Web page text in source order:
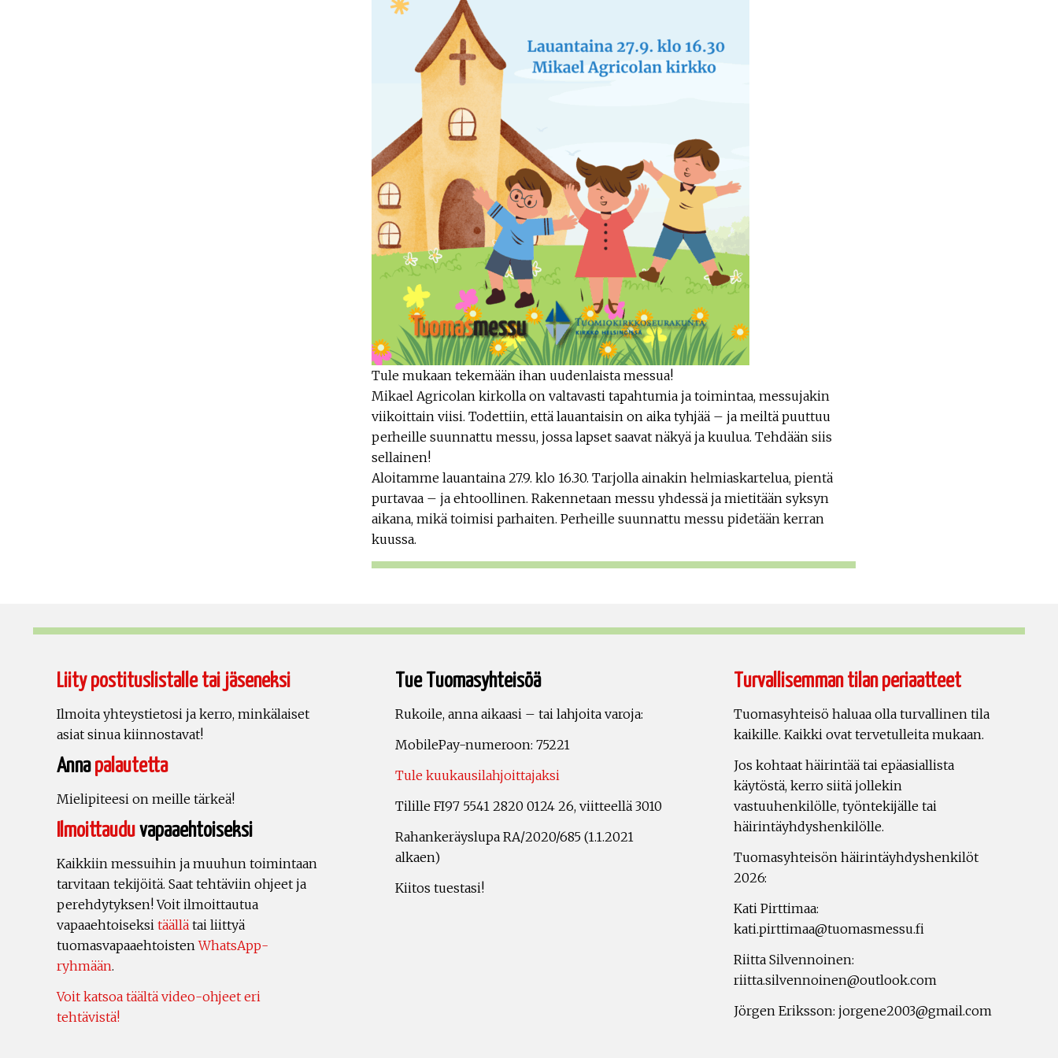
Tule mukaan tekemään ihan uudenlaista messua!
Mikael Agricolan kirkolla on valtavasti tapahtumia ja toimintaa, messujakin
viikoittain viisi. Todettiin, että lauantaisin on aika tyhjää – ja meiltä puuttuu
perheille suunnattu messu, jossa lapset saavat näkyä ja kuulua. Tehdään siis
sellainen!
Aloitamme lauantaina 27.9. klo 16.30. Tarjolla ainakin helmiaskartelua, pientä
purtavaa – ja ehtoollinen. Rakennetaan messu yhdessä ja mietitään syksyn
aikana, mikä toimisi parhaiten. Perheille suunnattu messu pidetään kerran
kuussa.
Liity postituslistalle tai jäseneksi
Ilmoita yhteystietosi ja kerro, minkälaiset
asiat sinua kiinnostavat!
Annapalautetta
Mielipiteesi on meille tärkeä!
Ilmoittauduvapaaehtoiseksi
Kaikkiin messuihin ja muuhun toimintaan
tarvitaan tekijöitä. Saat tehtäviin ohjeet ja
perehdytyksen! Voit ilmoittautua
vapaaehtoiseksi täällä tai liittyä
tuomasvapaaehtoistenWhatsApp-
ryhmään.
Voit katsoa täältä video-ohjeet eri
tehtävistä!
Tue Tuomasyhteisöä
Rukoile, anna aikaasi – tai lahjoita varoja:
MobilePay-numeroon: 75221
Tule kuukausilahjoittajaksi
Tilille FI97 5541 2820 0124 26, viitteellä 3010
Rahankeräyslupa RA/2020/685 (1.1.2021
alkaen)
Kiitos tuestasi!
Turvallisemman tilan periaatteet
Tuomasyhteisö haluaa olla turvallinen tila
kaikille. Kaikki ovat tervetulleita mukaan.
Jos kohtaat häirintää tai epäasiallista
käytöstä, kerro siitä jollekin
vastuuhenkilölle, työntekijälle tai
häirintäyhdyshenkilölle.
Tuomasyhteisön häirintäyhdyshenkilöt
2026:
Kati Pirttimaa:
kati.pirttimaa@tuomasmessu.fi
Riitta Silvennoinen:
riitta.silvennoinen@outlook.com
Jörgen Eriksson: jorgene2003@gmail.com